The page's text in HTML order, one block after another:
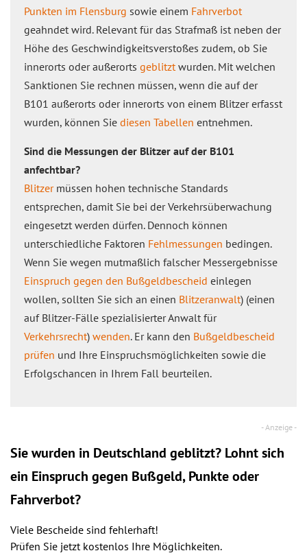
Punkten im Flensburg sowie einem Fahrverbot
geahndet wird. Relevant für das Strafmaß ist neben der
Höhe des Geschwindigkeitsverstoßes zudem, ob Sie
innerorts oder außerorts geblitztwurden. Mit welchen
Sanktionen Sie rechnen müssen, wenn die auf der
B101 außerorts oder innerorts von einem Blitzer erfasst
wurden, können Sie diesen Tabellen entnehmen.
Sind die Messungen der Blitzer auf der B101
anfechtbar?
Blitzermüssen hohen technische Standards
entsprechen, damit Sie bei der Verkehrsüberwachung
eingesetzt werden dürfen. Dennoch können
unterschiedliche Faktoren Fehlmessungen bedingen.
Wenn Sie wegen mutmaßlich falscher Messergebnisse
Einspruch gegen den Bußgeldbescheid einlegen
wollen, sollten Sie sich an einen Blitzeranwalt) (einen
auf Blitzer-Fälle spezialisierter Anwalt für
Verkehrsrecht) wenden. Er kann den Bußgeldbescheid
prüfen und Ihre Einspruchsmöglichkeiten sowie die
Erfolgschancen in Ihrem Fall beurteilen.
Sie wurden in Deutschland geblitzt? Lohnt sich
ein Einspruch gegen Bußgeld, Punkte oder
Fahrverbot?
Viele Bescheide sind fehlerhaft!
Prüfen Sie jetzt kostenlos Ihre Möglichkeiten.